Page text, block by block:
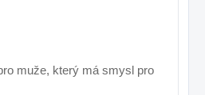
muže, který má smysl pro